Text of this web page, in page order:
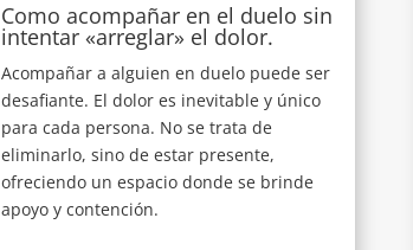
Como acompañar en el duelo sin
intentar «arreglar» el dolor.
Acompañar a alguien en duelo puede ser
desafiante. El dolor es inevitable y único
para cada persona. No se trata de
eliminarlo, sino de estar presente,
ofreciendo un espacio donde se brinde
apoyo y contención.